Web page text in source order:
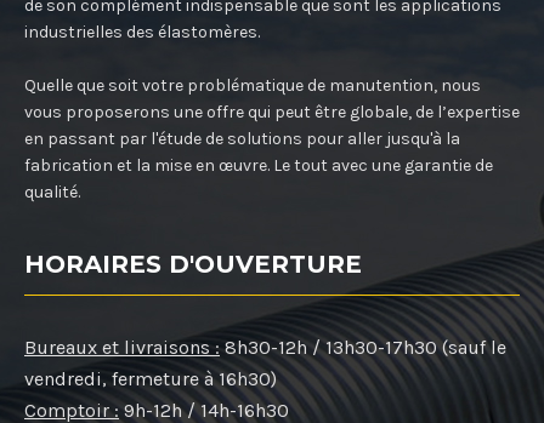
de son complément indispensable que sont les applications
industrielles des élastomères.
Quelle que soit votre problématique de manutention, nous
vous proposerons une offre qui peut être globale, de l’expertise
en passant par l'étude de solutions pour aller jusqu'à la
fabrication et la mise en œuvre. Le tout avec une garantie de
qualité.
HORAIRES D'OUVERTURE
Bureaux et livraisons : 8h30-12h / 13h30-17h30 (sauf le
vendredi, fermeture à 16h30)
Comptoir : 9h-12h / 14h-16h30